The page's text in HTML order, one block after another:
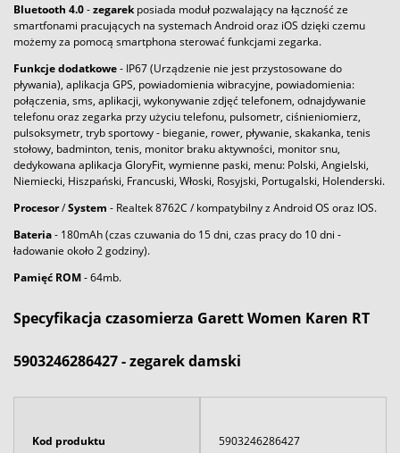
Bluetooth 4.0-zegarekposiada moduł pozwalający na łączność ze
smartfonami pracujących na systemach Android oraz iOS dzięki czemu
możemy za pomocą smartphona sterować funkcjami zegarka.
Funkcje dodatkowe- IP67 (Urządzenie nie jest przystosowane do
pływania), aplikacja GPS, powiadomienia wibracyjne, powiadomienia:
połączenia, sms, aplikacji, wykonywanie zdjęć telefonem, odnajdywanie
telefonu oraz zegarka przy użyciu telefonu, pulsometr, ciśnieniomierz,
pulsoksymetr, tryb sportowy - bieganie, rower, pływanie, skakanka, tenis
stołowy, badminton, tenis, monitor braku aktywności, monitor snu,
dedykowana aplikacja GloryFit, wymienne paski, menu: Polski, Angielski,
Niemiecki, Hiszpański, Francuski, Włoski, Rosyjski, Portugalski, Holenderski.
Procesor/System - Realtek 8762C / kompatybilny z Android OS oraz IOS.
Bateria- 180mAh (czas czuwania do 15 dni, czas pracy do 10 dni -
ładowanie około 2 godziny).
Pamięć ROM- 64mb.
Specyfikacja czasomierza Garett Women Karen RT
5903246286427 - zegarek damski
Kod produktu 5903246286427